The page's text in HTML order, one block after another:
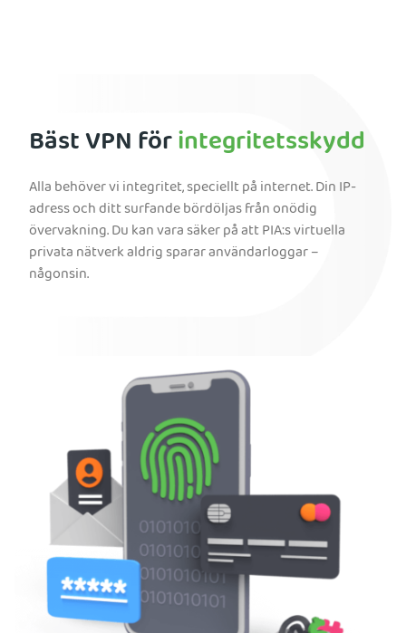
Bäst VPN förintegritetsskydd
Alla behöver vi integritet, speciellt på internet. Din IP-
adress och ditt surfande bördöljas från onödig
övervakning. Du kan vara säker på att PIA:s virtuella
privata nätverk aldrig sparar användarloggar –
någonsin.